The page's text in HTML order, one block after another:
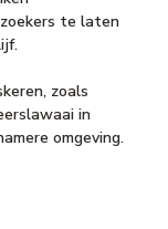
te laten
zoals
in
omgeving.